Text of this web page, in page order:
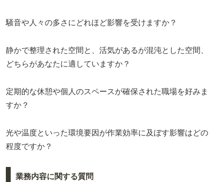
騒音や人々の多さにどれほど影響を受けますか？
静かで整理された空間と、活気があるが混沌とした空間、
どちらがあなたに適していますか？
定期的な休憩や個人のスペースが確保された職場を好みま
すか？
光や温度といった環境要因が作業効率に及ぼす影響はどの
程度ですか？
業務内容に関する質問